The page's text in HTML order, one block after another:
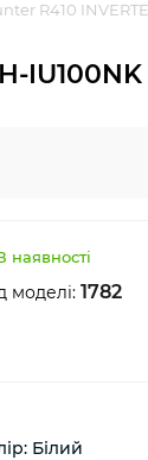
R410
IU100NK
наявності
моделі: 1782
Білий